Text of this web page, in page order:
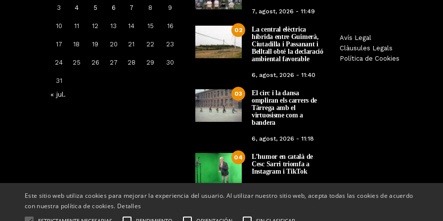
3 4 5 6 7 8 9
10 11 12 13 14 15 16
17 18 19 20 21 22 23
24 25 26 27 28 29 30
31
« jul.
7, agost, 2026 - 11:49
02
La central elèctrica
híbrida entre Guimerà,
Ciutadilla i Passanant i
Belltall obté la declaració
ambiental favorable
6, agost, 2026 - 11:40
03
El circ i la dansa
ompliran els carrers de
Tàrrega amb el
virtuosisme com a
bandera
6, agost, 2026 - 11:18
04
L’humor en català de
Cesc Sarri triomfa a
Instagram i TikTok
Avís Legal
Clàusules Legals
Política de Cookies
Arrenca la campanya de
vacunació: a qui li toca la de la
grip, COVID-19 o totes dues
14, octubre, 2025 - 08:04
Tàrrega farà bategar la història
amb l’estrena de “Lo Pedrafoc”,
la nova bèstia festiva de
12, maig, 2026 - 09:29
Tàrrega edita un
història dels gegants
en el marc de la
Este sitio web utiliza cookies para mejorar la experiencia del usuario. Al utilizar nuestro sitio web, acepta todas las cookies de acuerdo
con nuestra política de cookies. Detalles